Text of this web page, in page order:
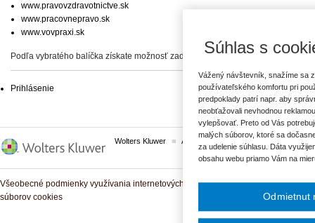
www.pravovzdravotnictve.sk
www.pracovnepravo.sk
www.vovpraxi.sk
Podľa vybratého balíčka získate možnosť zadať svoje otázky, prípadne prístup
Prihlásenie
Wolters Kluwer ASPI Komplexné právne predpisy
Všeobecné podmienky využívania internetových služieb a komunitných portálov
súborov cookies
Súhlas s
Vážený návštevník, snažíme sa
používateľského komfortu pri
predpoklady patrí napr. aby
neobťažovali nevhodnou
vylepšovať. Preto od Vás
malých súborov, ktoré sa
za udelenie súhlasu. Dáta
obsahu webu priamo Vám na
Odmietnut